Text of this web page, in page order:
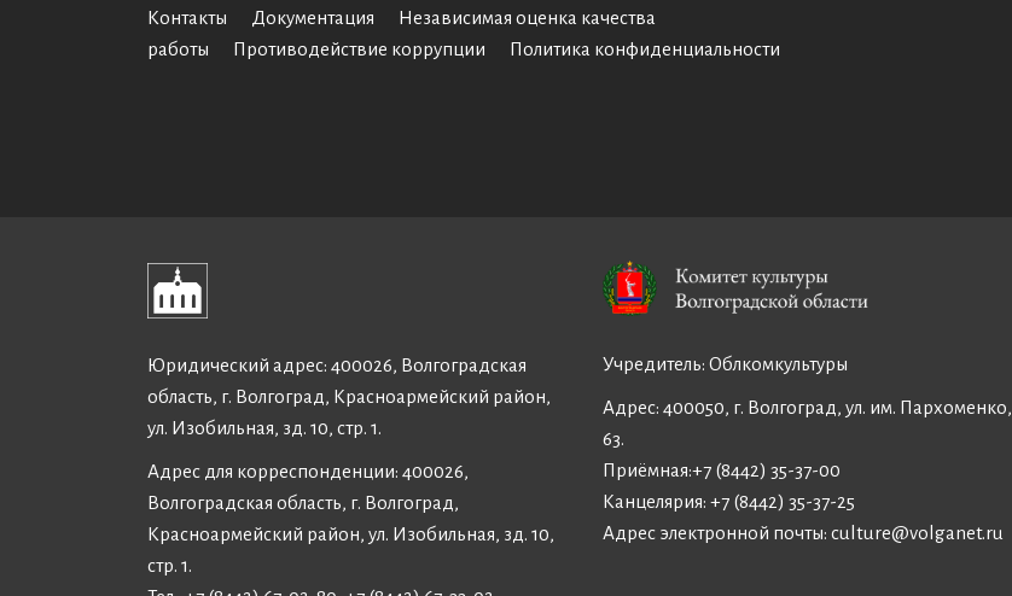
Контакты Документация
Независимая оценка качества
работы
Противодействие коррупции Политика конфиденциальности
Юридический адрес: 400026, Волгоградская
область, г. Волгоград, Красноармейский район,
ул. Изобильная, зд. 10, стр. 1.
Адрес для корреспонденции: 400026,
Волгоградская область, г. Волгоград,
Красноармейский район, ул. Изобильная, зд. 10,
стр. 1.
Учредитель: Облкомкультуры
Адрес: 400050, г. Волгоград, ул. им. Пархоменко,
63.
Приёмная:+7 (8442) 35-37-00
Канцелярия: +7 (8442) 35-37-25
Адрес электронной почты: culture@volganet.ru